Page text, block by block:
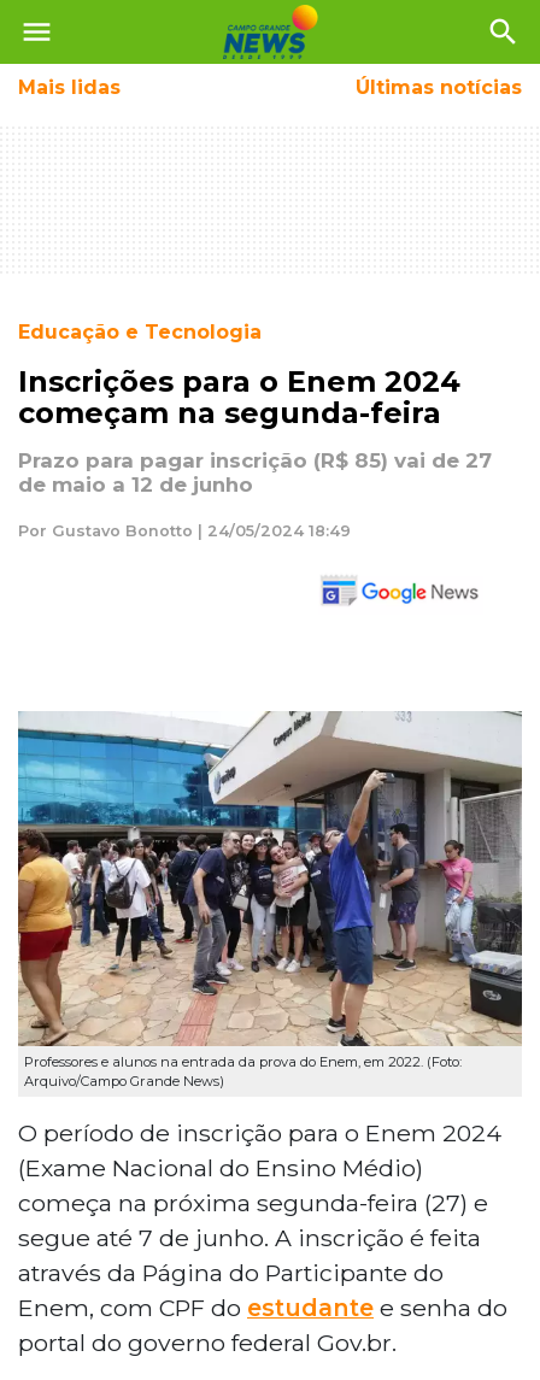
menu search
Mais lidas Últimas notícias
Educação e Tecnologia
Inscrições para o Enem 2024
começam na segunda-feira
Prazo para pagar inscrição (R$ 85) vai de 27
de maio a 12 de junho
Por Gustavo Bonotto | 24/05/2024 18:49
Professores e alunos na entrada da prova do Enem, em 2022. (Foto:
Arquivo/Campo Grande News)
O período de inscrição para o Enem 2024
(Exame Nacional do Ensino Médio)
começa na próxima segunda-feira (27) e
segue até 7 de junho. A inscrição é feita
através da Página do Participante do
Enem, com CPF do estudante e senha do
portal do governo federal Gov.br.